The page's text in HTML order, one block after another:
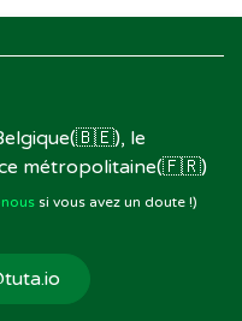
le
métropolitaine(🇫🇷)
si vous avez un doute !)